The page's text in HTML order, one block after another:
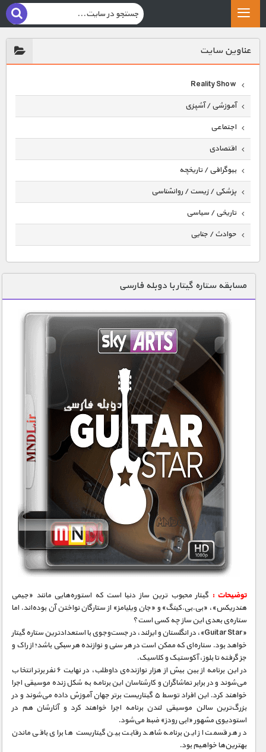
عناوين سايت
Reality Show
آموزشی / آشپزی
اجتماعی
اقتصادی
بیوگرافی / تاریخچه
پزشکی / زیست / روانشناسی
تاریخی / سیاسی
حوادث / جنایی
دنیای خوراکی ها
زمین شناسی / محیط زیست
سازه/ معماری/ مهندسی
سرگرمی
شناخت کودکان
طبیعت
علم و فناوری
فرهنگ / هنر
کیهان / نجوم
گردشگری
ماورایی
مسابقات / ورزشی
مستند های اختصاصی
مسابقه ستاره گیتار با دوبله فارسی
توضیحات : گیتار محبوب‌ ترین ساز دنیا است که استوره‌هایی مانند «جیمی
هندریکس»، «بی.‌بی.کینگ» و «جان ویلیامز» از ستارگان نواختن آن بوده‌اند. اما
ستاره‌ی بعدی این ساز چه کسی است؟
«Guitar Star»، در انگلستان و ایرلند، در جست‌و‌جوی با استعداد‌ترین ستاره‌ گیتار
خواهد بود. ستاره‌ای که ممکن است در هر سنی و نوازنده‌ هر سبکی باشد؛ از راک و
جز گرفته تا بلوز، آکوستیک و کلاسیک.
در این برنامه از بین بیش از هزار نوازنده‌ی داوطلب، در نهایت ۶ نفر برتر انتخاب
می‌شوند و در برابر تماشاگران و کار‌شناسان این برنامه به شکل زنده موسیقی اجرا
خواهند کرد. این افراد توسط ۵ گیتاریست بر‌تر جهان آموزش داده می‌شوند و در
بزرگ‌ترین سالن موسیقی لندن برنامه اجرا خواهند کرد و آثارشان هم در
استودیوی مشهور «ابی رودز» ضبط می‌شود.
در هر قسمت از این برنامه شاهد رقابت بین گیتاریست‌ ها برای باقی ماندن
بهترین‌ها خواهیم بود.